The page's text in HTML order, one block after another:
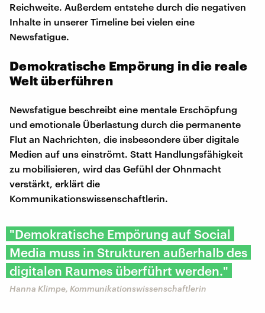
Reichweite. Außerdem entstehe durch die negativen
Inhalte in unserer Timeline bei vielen eine
Newsfatigue.
Demokratische Empörung in die reale
Welt überführen
Newsfatigue beschreibt eine mentale Erschöpfung
und emotionale Überlastung durch die permanente
Flut an Nachrichten, die insbesondere über digitale
Medien auf uns einströmt. Statt Handlungsfähigkeit
zu mobilisieren, wird das Gefühl der Ohnmacht
verstärkt, erklärt die
Kommunikationswissenschaftlerin.
"Demokratische Empörung auf Social
Media muss in Strukturen außerhalb des
digitalen Raumes überführt werden."
Hanna Klimpe, Kommunikationswissenschaftlerin